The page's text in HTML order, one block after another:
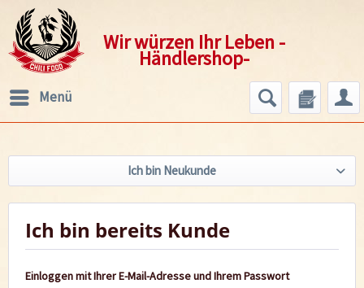
Wir würzen Ihr Leben -
Händlershop-
Menü
Ich bin Neukunde
Ich bin bereits Kunde
Einloggen mit Ihrer E-Mail-Adresse und Ihrem Passwort